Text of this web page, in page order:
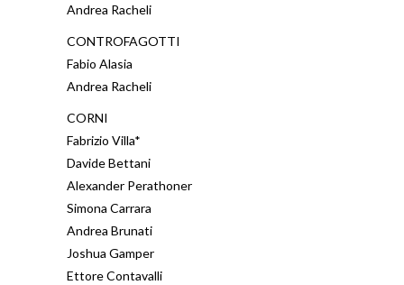
Andrea Racheli
CONTROFAGOTTI
Fabio Alasia
Andrea Racheli
CORNI
Fabrizio Villa*
Davide Bettani
Alexander Perathoner
Simona Carrara
Andrea Brunati
Joshua Gamper
Ettore Contavalli